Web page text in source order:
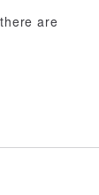
are